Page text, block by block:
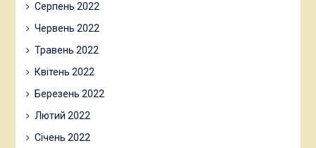
Серпень 2022
Червень 2022
Травень 2022
Квітень 2022
Березень 2022
Лютий 2022
Січень 2022